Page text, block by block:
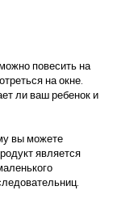
повесить на
на окне.
ли ваш ребенок и
вы можете
является